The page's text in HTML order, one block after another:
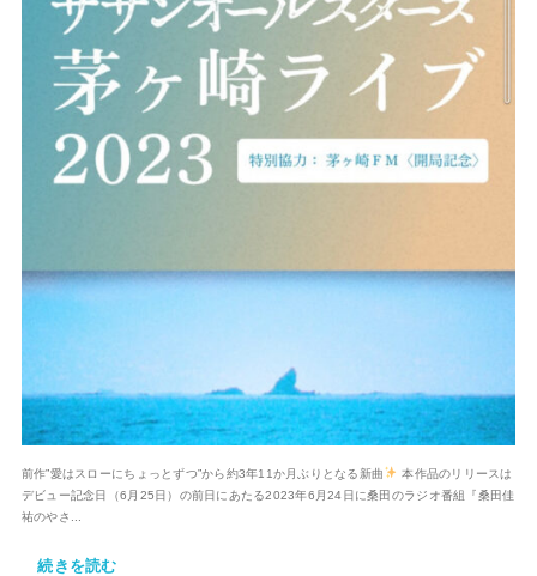
前作”愛はスローにちょっとずつ”から約3年11か月ぶりとなる新曲
本作品のリリースは
デビュー記念日（6月25日）の前日にあたる2023年6月24日に桑田のラジオ番組『桑田佳
祐のやさ...
続きを読む